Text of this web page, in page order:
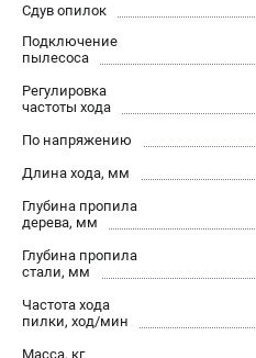
Как нас найти
Пользовательское соглашение
СЕТЕВОЙ ЭЛЕКТРОИНСТРУМЕНТ
Дрели
Лобзики
АККУМУЛЯТОРНЫЙ ИНСТРУМЕНТ
Аккумуляторные шуруповерты
Сдув опилок
Подключение
пылесоса
Регулировка
частоты хода
По напряжению
Длина хода, мм
Глубина пропила
дерева, мм
Глубина пропила
стали, мм
Частота хода
пилки, ход/мин
Масса, кг